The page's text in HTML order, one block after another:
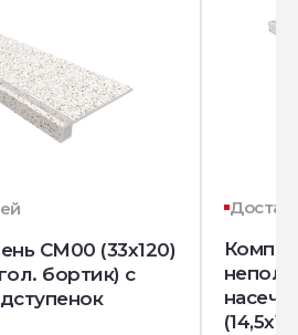
CM00 (33x120)
бортик) с
непол.